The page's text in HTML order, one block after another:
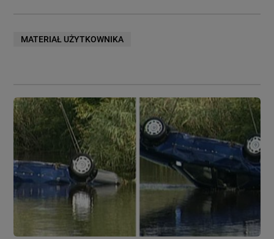
MATERIAŁ UŻYTKOWNIKA